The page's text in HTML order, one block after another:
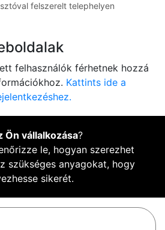
felszerelt telephelyen
felhasználók férhetnek hozzá
Kattints ide a
Ön vállalkozása?
le, hogyan szerezhet
szükséges anyagokat, hogy
sikerét.